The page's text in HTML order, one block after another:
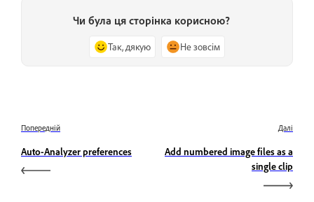
Чи була ця сторінка корисною?
Так, дякую Не зовсім
Попередній
Auto-Analyzer preferences
Далі
Add numbered image files as a
single clip